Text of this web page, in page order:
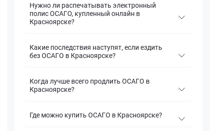
Нужно ли распечатывать электронный
полис ОСАГО, купленный онлайн в
Красноярске?
Какие последствия наступят, если ездить
без ОСАГО в Красноярске?
Когда лучше всего продлить ОСАГО в
Красноярске?
Где можно купить ОСАГО в Красноярске?